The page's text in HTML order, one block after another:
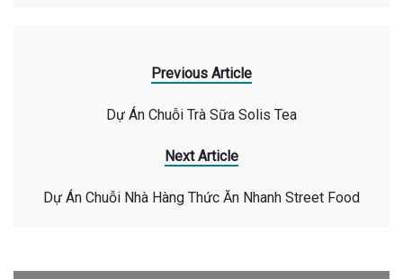
Previous Article
Dự Án Chuỗi Trà Sữa Solis Tea
Next Article
Dự Án Chuỗi Nhà Hàng Thức Ăn Nhanh Street Food